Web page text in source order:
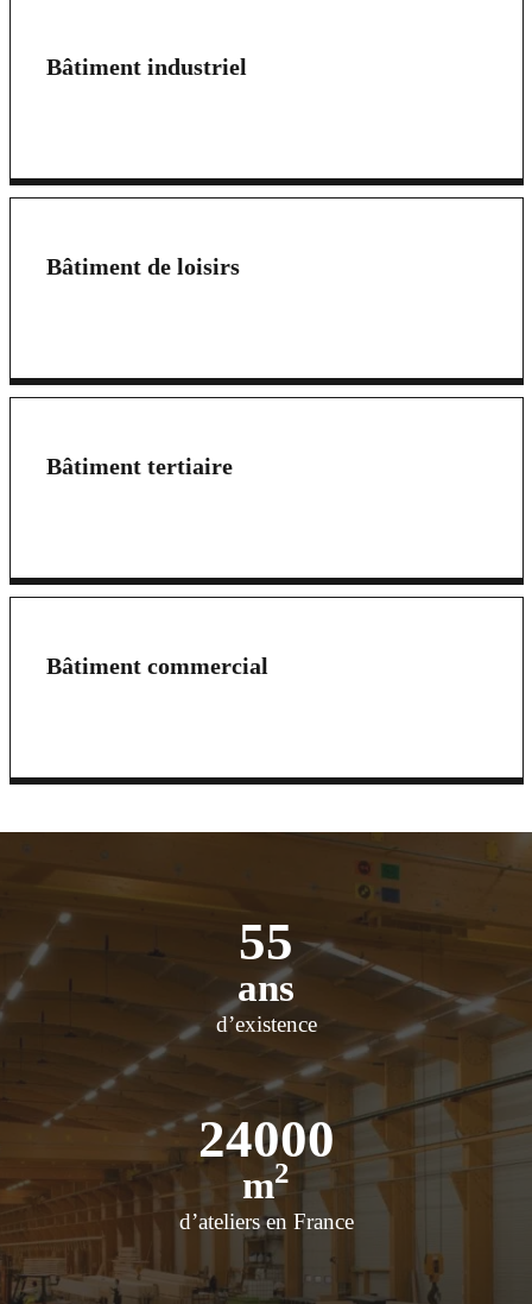
Bâtiment industriel
Bâtiment de loisirs
Bâtiment tertiaire
Bâtiment commercial
55
ans
d’existence
24000
m2
d’ateliers en France